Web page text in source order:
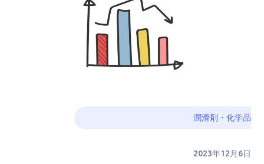
潤滑剤・化学品
2023年12月6日